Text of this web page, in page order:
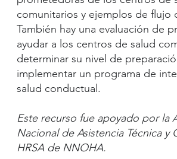
comunitarios y ejemplos de flujo
También hay una evaluación de
ayudar a los centros de salud
determinar su nivel de
implementar un programa de
salud conductual.
Este recurso fue apoyado por la
Nacional de Asistencia Técnica y
HRSA de NNOHA.